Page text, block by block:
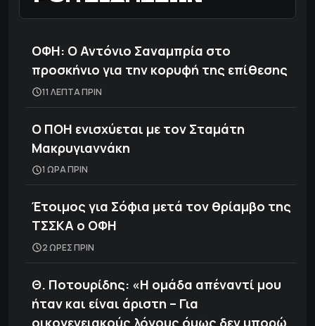
ΟΦΗ: Ο Αντόνιο Σαναμπρία στο
προσκήνιο για την κορυφή της επίθεσης
11 ΛΕΠΤΑ ΠΡΙΝ
Ο ΠΟΗ ενισχύεται με τον Σταμάτη
Μακρυγιαννάκη
1 ΩΡΑ ΠΡΙΝ
Έτοιμος για Σόφια μετά τον θρίαμβο της
ΤΣΣΚΑ ο ΟΦΗ
2 ΩΡΕΣ ΠΡΙΝ
Θ. Ποτουρίδης: «Η ομάδα απέναντί μου
ήταν και είναι άριστη – Για
οικογενειακούς λόγους όμως δεν μπορώ